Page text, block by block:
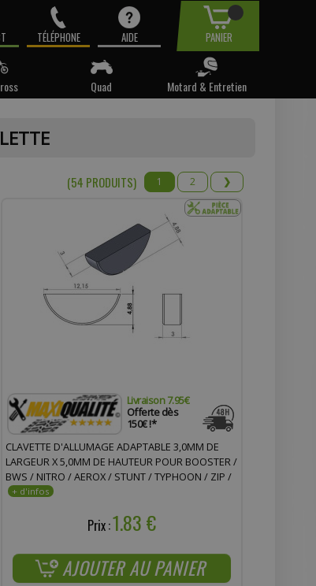
TÉLÉPHONE AIDE PANIER
Quad Motard & Entretien
(54 PRODUITS) 1 2 ❯
Livraison 7.95€
Offerte dès
150€ !*
CLAVETTE D'ALLUMAGE ADAPTABLE 3,0MM DE
LARGEUR X 5,0MM DE HAUTEUR POUR BOOSTER /
BWS / NITRO / AEROX / STUNT / TYPHOON / ZIP /
STALKER / MBK 51
Prix :1.83 €
AJOUTER AU PANIER